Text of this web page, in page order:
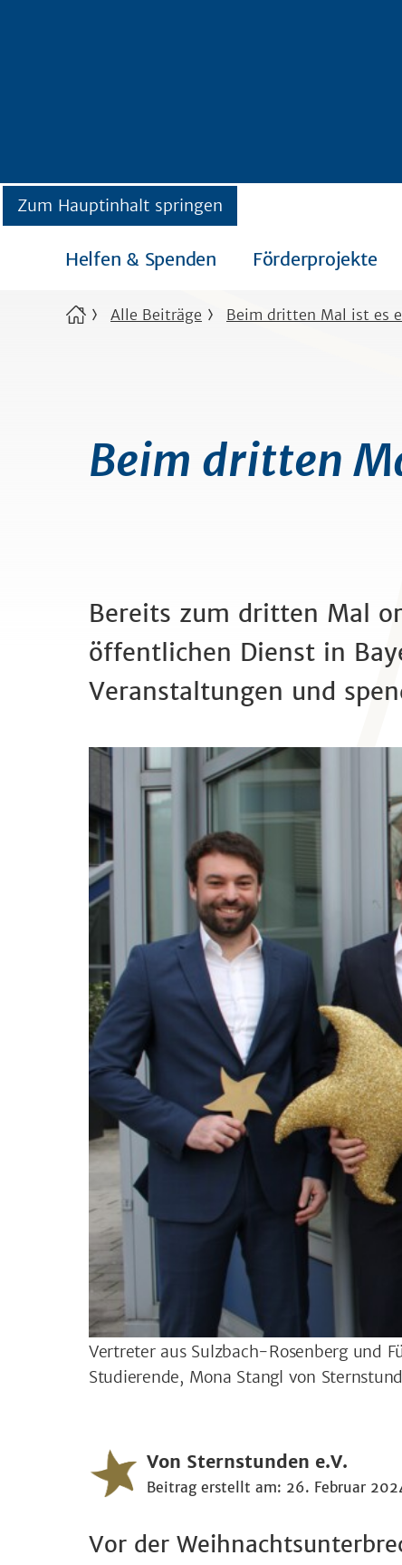
Zum Hauptinhalt springen
Helfen & Spenden Förderprojekte
Alle Beiträge Beim dritten Mal ist es
Beim dritten
Bereits zum dritten Mal
öffentlichen Dienst in
Veranstaltungen und
Vertreter aus Sulzbach-Rosenberg und
Studierende, Mona Stangl von
Von Sternstunden e.V.
Beitrag erstellt am: 26. Februar
Vor der